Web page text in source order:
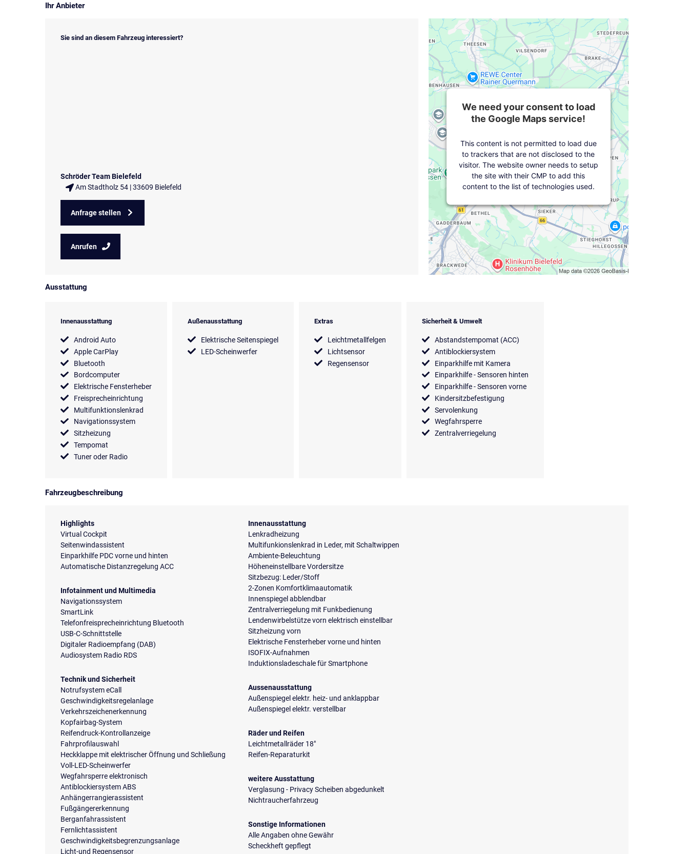
Ihr Anbieter
Sie sind an diesem Fahrzeug interessiert?
Schröder Team Bielefeld
Am Stadtholz 54 | 33609 Bielefeld
Anfrage stellen
Anrufen
We need your consent to load
the Google Maps service!
This content is not permitted to load due
to trackers that are not disclosed to the
visitor. The website owner needs to setup
the site with their CMP to add this
content to the list of technologies used.
Ausstattung
Innenausstattung
Android Auto
Apple CarPlay
Bluetooth
Bordcomputer
Elektrische Fensterheber
Freisprecheinrichtung
Multifunktionslenkrad
Navigationssystem
Sitzheizung
Tempomat
Tuner oder Radio
Außenausstattung
Elektrische Seitenspiegel
LED-Scheinwerfer
Extras
Leichtmetallfelgen
Lichtsensor
Regensensor
Sicherheit & Umwelt
Abstandstempomat (ACC)
Antiblockiersystem
Einparkhilfe mit Kamera
Einparkhilfe - Sensoren hinten
Einparkhilfe - Sensoren vorne
Kindersitzbefestigung
Servolenkung
Wegfahrsperre
Zentralverriegelung
Fahrzeugbeschreibung
Highlights
Virtual Cockpit
Seitenwindassistent
Einparkhilfe PDC vorne und hinten
Automatische Distanzregelung ACC
Infotainment und Multimedia
Navigationssystem
SmartLink
Telefonfreisprecheinrichtung Bluetooth
USB-C-Schnittstelle
Digitaler Radioempfang (DAB)
Audiosystem Radio RDS
Technik und Sicherheit
Notrufsystem eCall
Geschwindigkeitsregelanlage
Verkehrszeichenerkennung
Kopfairbag-System
Reifendruck-Kontrollanzeige
Fahrprofilauswahl
Heckklappe mit elektrischer Öffnung und Schließung
Voll-LED-Scheinwerfer
Wegfahrsperre elektronisch
Antiblockiersystem ABS
Anhängerrangierassistent
Fußgängererkennung
Berganfahrassistent
Fernlichtassistent
Geschwindigkeitsbegrenzungsanlage
Licht-und Regensensor
Innenausstattung
Lenkradheizung
Multifunkionslenkrad in Leder, mit Schaltwippen
Ambiente-Beleuchtung
Höheneinstellbare Vordersitze
Sitzbezug: Leder/Stoff
2-Zonen Komfortklimaautomatik
Innenspiegel abblendbar
Zentralverriegelung mit Funkbedienung
Lendenwirbelstütze vorn elektrisch einstellbar
Sitzheizung vorn
Elektrische Fensterheber vorne und hinten
ISOFIX-Aufnahmen
Induktionsladeschale für Smartphone
Aussenausstattung
Außenspiegel elektr. heiz- und anklappbar
Außenspiegel elektr. verstellbar
Räder und Reifen
Leichtmetallräder 18"
Reifen-Reparaturkit
weitere Ausstattung
Verglasung - Privacy Scheiben abgedunkelt
Nichtraucherfahrzeug
Sonstige Informationen
Alle Angaben ohne Gewähr
Scheckheft gepflegt